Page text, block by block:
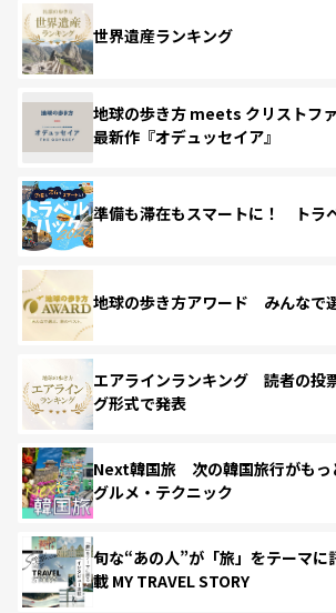
世界遺産ランキング
地球の歩き方 meets クリストフ
最新作『オデュッセイア』
準備も滞在もスマートに！ トラ
地球の歩き方アワード みんなで
エアラインランキング 読者の投
グ形式で発表
Next韓国旅 次の韓国旅行がもっ
グルメ・テクニック
旬な“あの人”が「旅」をテーマに
載 MY TRAVEL STORY